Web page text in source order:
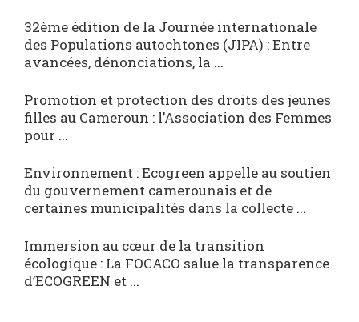
32ème édition de la Journée internationale
des Populations autochtones (JIPA) : Entre
avancées, dénonciations, la ...
Promotion et protection des droits des jeunes
filles au Cameroun : l’Association des Femmes
pour ...
Environnement : Ecogreen appelle au soutien
du gouvernement camerounais et de
certaines municipalités dans la collecte ...
Immersion au cœur de la transition
écologique : La FOCACO salue la transparence
d’ECOGREEN et ...